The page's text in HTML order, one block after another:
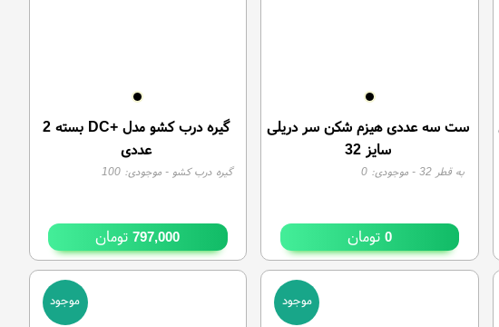
ست سه عددی هیزم شکن سر دریلی
سایز 32
به قطر 32 - موجودی:0
0 تومان
گیره درب کشو مدل +DC بسته 2
عددی
گیره درب کشو - موجودی: 100
797,000تومان
موجود موجود